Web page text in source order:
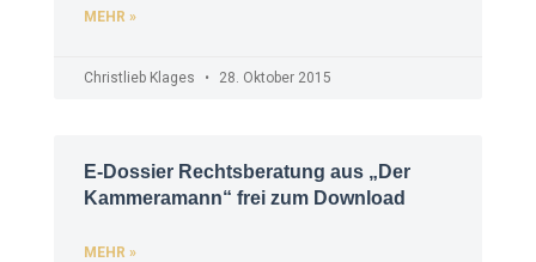
MEHR »
Christlieb Klages 28. Oktober 2015
E-Dossier Rechtsberatung aus „Der
Kammeramann“ frei zum Download
MEHR »